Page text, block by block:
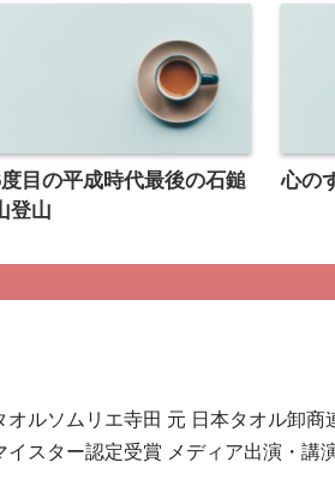
目の平成時代最後の石鎚
登山
心の
オルソムリエ寺田 元 日本タオル卸商
イスター認定受賞 メディア出演・講